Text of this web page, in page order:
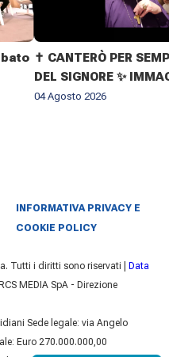
✝️ CANTERÒ PER
DEL SIGNORE ✨
VITA
04 Agosto 2026
INFORMATIVA PRIVACY E
COOKIE POLICY
Tutti i diritti sono riservati |
Data
MEDIA SpA - Direzione
Sede legale: via Angelo
Euro 270.000.000,00